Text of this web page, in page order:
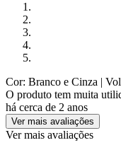
Cor: Branco e Cinza |
O produto tem muita
há cerca de 2 anos
Ver mais avaliações
Ver mais avaliações